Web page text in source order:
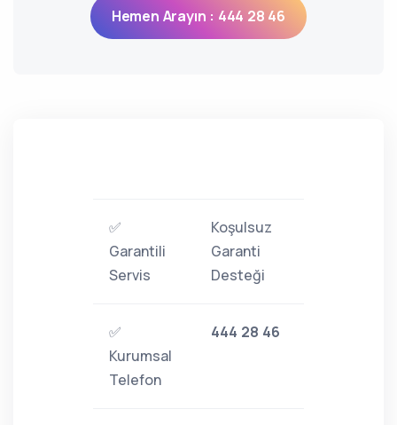
Hemen Arayın : 444 28 46
✅
Garantili
Servis
Koşulsuz
Garanti
Desteği
✅
Kurumsal
Telefon
444 28 46